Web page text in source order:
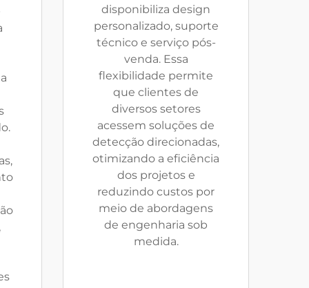
disponibiliza design
personalizado, suporte
técnico e serviço pós-
venda. Essa
flexibilidade permite
que clientes de
diversos setores
acessem soluções de
detecção direcionadas,
otimizando a eficiência
dos projetos e
reduzindo custos por
meio de abordagens
de engenharia sob
medida.